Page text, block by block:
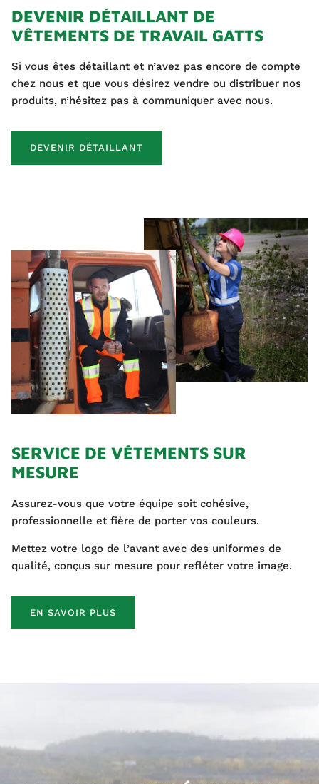
DEVENIR DÉTAILLANT DE
VÊTEMENTS DE TRAVAIL GATTS
Si vous êtes détaillant et n’avez pas encore de compte
chez nous et que vous désirez vendre ou distribuer nos
produits, n’hésitez pas à communiquer avec nous.
DEVENIR DÉTAILLANT
SERVICE DE VÊTEMENTS SUR
MESURE
Assurez-vous que votre équipe soit cohésive,
professionnelle et fière de porter vos couleurs.
Mettez votre logo de l’avant avec des uniformes de
qualité, conçus sur mesure pour refléter votre image.
EN SAVOIR PLUS